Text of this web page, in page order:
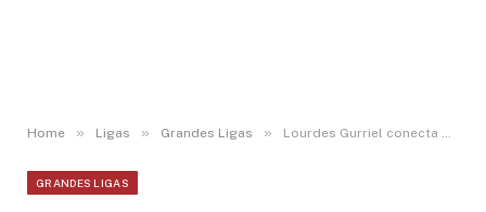
Home » Ligas » Grandes Ligas » Lourdes Gurriel conecta Grand Slam, Andy Pagés remolca 3 y Randy Arozarena sigue en racha
GRANDES LIGAS